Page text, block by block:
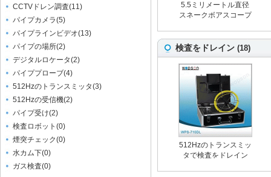
CCTVドレン調査(11)
パイプカメラ(5)
パイプラインビデオ(13)
パイプの場所(2)
デジタルロケータ(2)
パイププローブ(4)
512Hzのトランスミッタ(3)
512Hzの受信機(2)
パイプ受け(2)
検査ロボット (0)
煙突チェック(0)
水カム下(0)
ガス検査(0)
5.5ミリメートル直径
スネークボアスコープ
検査をドレイン (18)
512Hzのトランスミッ
タで検査をドレイン